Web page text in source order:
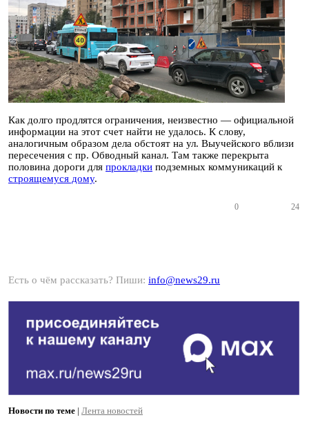
Как долго продлятся ограничения, неизвестно — официальной
информации на этот счет найти не удалось. К слову,
аналогичным образом дела обстоят на ул. Выучейского вблизи
пересечения с пр. Обводный канал. Там также перекрыта
половина дороги для прокладки подземных коммуникаций к
строящемуся дому.
0 24
Есть о чём рассказать? Пиши: info@news29.ru
Новости по теме | Лента новостей